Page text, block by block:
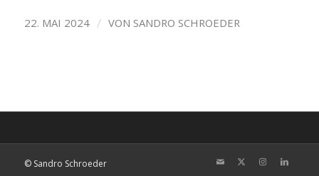
22. MAI 2024 / VON SANDRO SCHROEDER
© Sandro Schroeder